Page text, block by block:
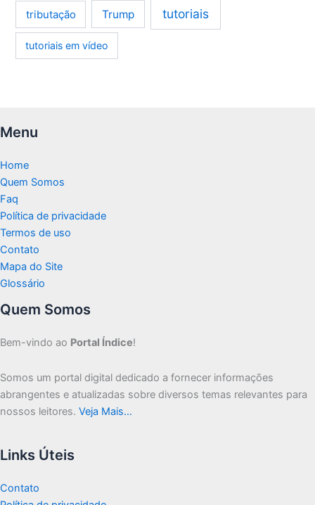
tributação Trump tutoriais
tutoriais em vídeo
Menu
Home
Quem Somos
Faq
Política de privacidade
Termos de uso
Contato
Mapa do Site
Glossário
Quem Somos
Bem-vindo ao Portal Índice!
Somos um portal digital dedicado a fornecer informações
abrangentes e atualizadas sobre diversos temas relevantes para
nossos leitores. Veja Mais…
Links Úteis
Contato